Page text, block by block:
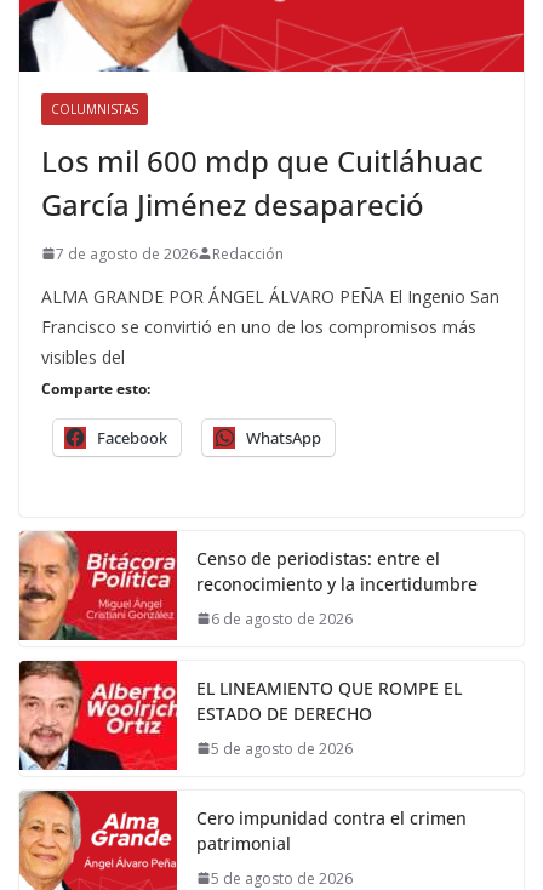
COLUMNISTAS
Los mil 600 mdp que Cuitláhuac
García Jiménez desapareció
7 de agosto de 2026 Redacción
ALMA GRANDE POR ÁNGEL ÁLVARO PEÑA El Ingenio San
Francisco se convirtió en uno de los compromisos más
visibles del
Comparte esto:
Facebook WhatsApp
Censo de periodistas: entre el
reconocimiento y la incertidumbre
6 de agosto de 2026
EL LINEAMIENTO QUE ROMPE EL
ESTADO DE DERECHO
5 de agosto de 2026
Cero impunidad contra el crimen
patrimonial
5 de agosto de 2026